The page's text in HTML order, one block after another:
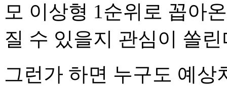
모 이상형 1순위로 꼽아
질 수 있을지 관심이 쏠린
그런가 하면 누구도 예상